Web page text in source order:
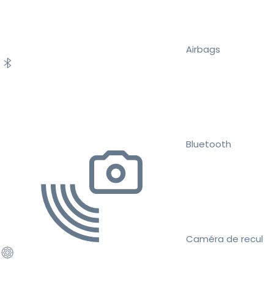
Airbags
Bluetooth
Caméra de recul